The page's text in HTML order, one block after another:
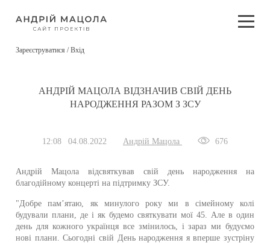
Зареєструватися / Вхід
АНДРІЙ МАЦОЛА ВІДЗНАЧИВ СВІЙ ДЕНЬ
НАРОДЖЕННЯ РАЗОМ З ЗСУ
12:08 04.08.2022 Андрій Мацола 676
Андрій Мацола відсвяткував свій день народження на
благодійному концерті на підтримку ЗСУ.
"Добре пам’ятаю, як минулого року ми в сімейному колі
будували плани, де і як будемо святкувати мої 45. Але в один
день для кожного українця все змінилось, і зараз ми будуємо
нові плани. Сьогодні свій День народження я вперше зустріну